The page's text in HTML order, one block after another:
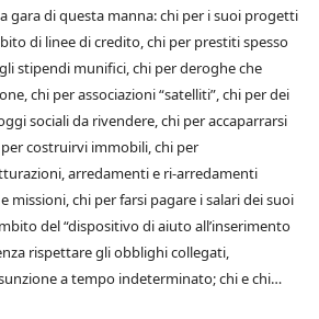
gara di questa manna: chi per i suoi progetti
di linee di credito, chi per prestiti spesso
stipendi munifici, chi per deroghe che
chi per associazioni “satelliti”, chi per dei
sociali da rivendere, chi per accaparrarsi
costruirvi immobili, chi per
arredamenti e ri-arredamenti
missioni, chi per farsi pagare i salari dei suoi
del “dispositivo di aiuto all’inserimento
rispettare gli obblighi collegati,
a tempo indeterminato; chi e chi…